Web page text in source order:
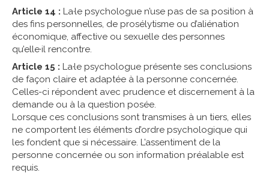
Article 14 : La·le psychologue n’use pas de sa position à
des fins personnelles, de prosélytisme ou d’aliénation
économique, affective ou sexuelle des personnes
qu’elle·il rencontre.
Article 15 : La·le psychologue présente ses conclusions
de façon claire et adaptée à la personne concernée.
Celles-ci répondent avec prudence et discernement à la
demande ou à la question posée.
Lorsque ces conclusions sont transmises à un tiers, elles
ne comportent les éléments d’ordre psychologique qui
les fondent que si nécessaire. L’assentiment de la
personne concernée ou son information préalable est
requis.